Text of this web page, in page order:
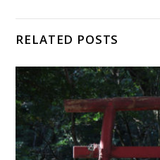
RELATED POSTS